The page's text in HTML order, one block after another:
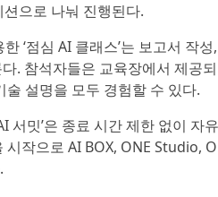
으로 나눠 진행된다.
‘점심 AI 클래스’는 보고서 작
. 참석자들은 교육장에서 제공
설명을 모두 경험할 수 있다.
서밋’은 종료 시간 제한 없이
작으로 AI BOX, ONE Studio,